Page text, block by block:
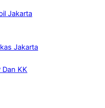
Jakarta
Jakarta
KK